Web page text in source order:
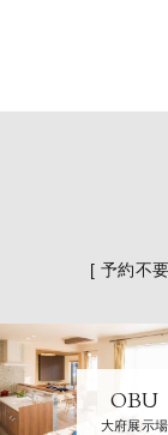
[ 予約不
OBU
大府展示場